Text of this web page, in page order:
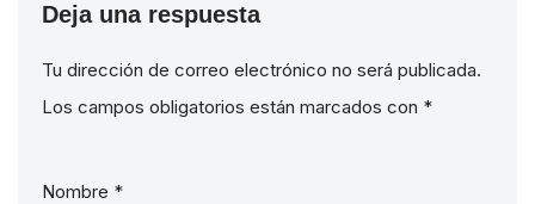
Deja una respuesta
Tu dirección de correo electrónico no será publicada.
Los campos obligatorios están marcados con *
Nombre *